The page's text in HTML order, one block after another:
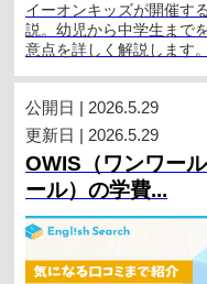
イーオンキッズが開催す
説。幼児から中学生まで
意点を詳しく解説します
公開日 | 2026.5.29
更新日 | 2026.5.29
OWIS（ワンワー
ール）の学費...